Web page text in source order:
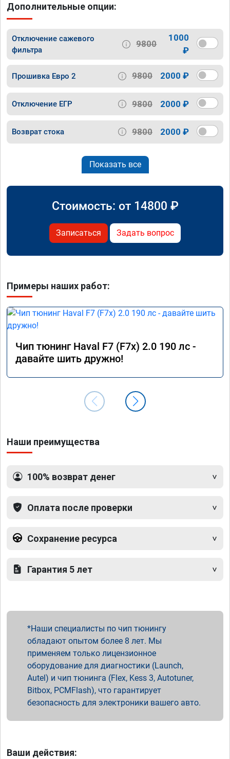
Дополнительные опции:
Отключение сажевого
фильтра
9800
1000
₽
Прошивка Евро 2 9800 2000 ₽
Отключение ЕГР 9800 2000 ₽
Возврат стока 9800 2000 ₽
Показать все
Стоимость: от 14800 ₽
Записаться Задать вопрос
Примеры наших работ:
Чип тюнинг Haval F7 (F7x) 2.0 190 лс -
давайте шить дружно!
Наши преимущества
100% возврат денег
Оплата после проверки
Сохранение ресурса
Гарантия 5 лет
Наши специалисты по чип тюнингу
обладают опытом более 8 лет. Мы
применяем только лицензионное
оборудование для диагностики (Launch,
Autel) и чип тюнинга (Flex, Kess 3, Autotuner,
Bitbox, PCMFlash), что гарантирует
безопасность для электроники вашего авто.
Ваши действия: